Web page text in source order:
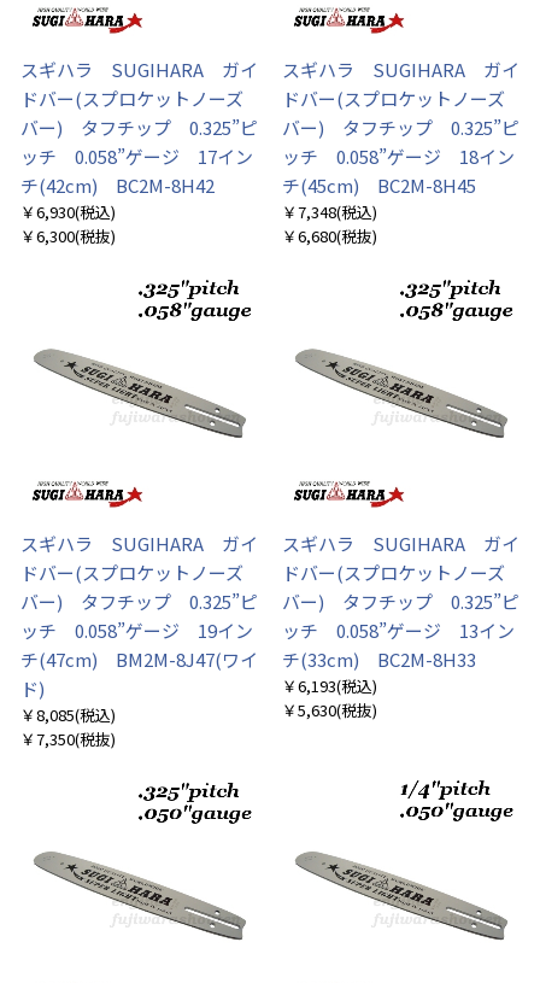
スギハラ SUGIHARA ガイ
ドバー(スプロケットノーズ
バー) タフチップ 0.325”ピ
ッチ 0.058”ゲージ 17イン
チ(42cm) BC2M-8H42
￥6,930(税込)
￥6,300(税抜)
スギハラ SUGIHARA ガイ
ドバー(スプロケットノーズ
バー) タフチップ 0.325”ピ
ッチ 0.058”ゲージ 18イン
チ(45cm) BC2M-8H45
￥7,348(税込)
￥6,680(税抜)
スギハラ SUGIHARA ガイ
ドバー(スプロケットノーズ
バー) タフチップ 0.325”ピ
ッチ 0.058”ゲージ 19イン
チ(47cm) BM2M-8J47(ワイ
ド)
￥8,085(税込)
￥7,350(税抜)
スギハラ SUGIHARA ガイ
ドバー(スプロケットノーズ
バー) タフチップ 0.325”ピ
ッチ 0.058”ゲージ 13イン
チ(33cm) BC2M-8H33
￥6,193(税込)
￥5,630(税抜)